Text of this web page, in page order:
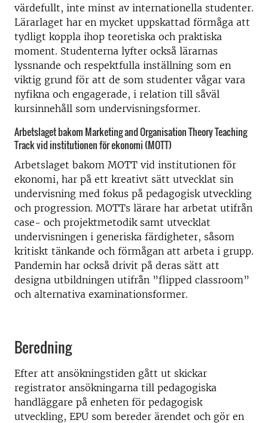
värdefullt, inte minst av internationella studenter.
Lärarlaget har en mycket uppskattad förmåga att
tydligt koppla ihop teoretiska och praktiska
moment. Studenterna lyfter också lärarnas
lyssnande och respektfulla inställning som en
viktig grund för att de som studenter vågar vara
nyfikna och engagerade, i relation till såväl
kursinnehåll som undervisningsformer.
Arbetslaget bakom Marketing and Organisation Theory Teaching
Track vid institutionen för ekonomi (MOTT)
Arbetslaget bakom MOTT vid institutionen för
ekonomi, har på ett kreativt sätt utvecklat sin
undervisning med fokus på pedagogisk utveckling
och progression. MOTTs lärare har arbetat utifrån
case- och projektmetodik samt utvecklat
undervisningen i generiska färdigheter, såsom
kritiskt tänkande och förmågan att arbeta i grupp.
Pandemin har också drivit på deras sätt att
designa utbildningen utifrån ”flipped classroom”
och alternativa examinationsformer.
Beredning
Efter att ansökningstiden gått ut skickar
registrator ansökningarna till pedagogiska
handläggare på enheten för pedagogisk
utveckling, EPU som bereder ärendet och gör en